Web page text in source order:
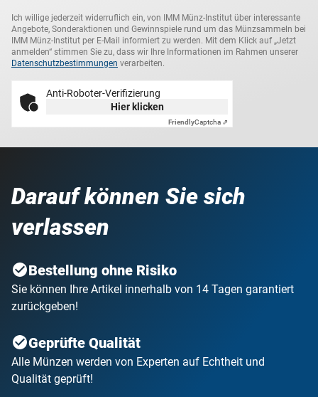
Ich willige jederzeit widerruflich ein, von IMM Münz-Institut über interessante
Angebote, Sonderaktionen und Gewinnspiele rund um das Münzsammeln bei
IMM Münz-Institut per E-Mail informiert zu werden. Mit dem Klick auf „Jetzt
anmelden“ stimmen Sie zu, dass wir Ihre Informationen im Rahmen unserer
Datenschutzbestimmungen verarbeiten.
Anti-Roboter-Verifizierung
Hier klicken
FriendlyCaptcha ⇗
Darauf können Sie sich
verlassen
Bestellung ohne Risiko
Sie können Ihre Artikel innerhalb von 14 Tagen garantiert
zurückgeben!
Geprüfte Qualität
Alle Münzen werden von Experten auf Echtheit und
Qualität geprüft!